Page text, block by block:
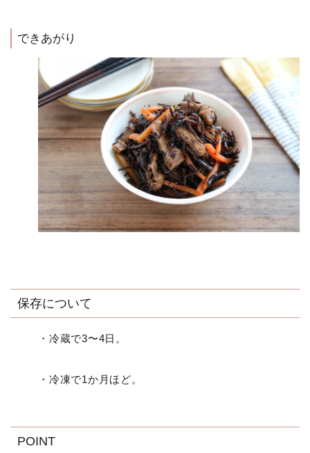
できあがり
保存について
・冷蔵で3〜4日。
・冷凍で1か月ほど。
POINT